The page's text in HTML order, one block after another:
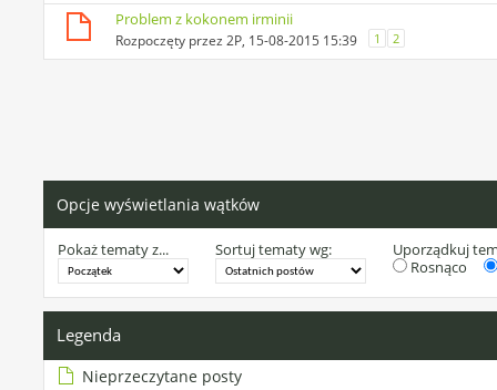
Problem z kokonem irminii
Rozpoczęty przez2P, 15-08-2015 15:39 1 2
Opcje wyświetlania wątków
Pokaż tematy z... Sortuj tematy wg:
Uporządkuj
Rosnąco
Legenda
Nieprzeczytane posty